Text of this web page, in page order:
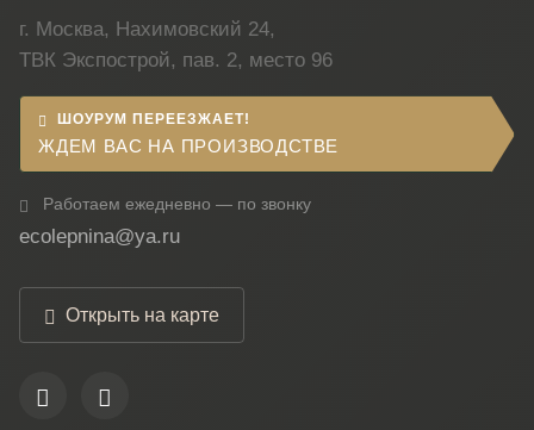
г. Москва, Нахимовский 24,
ТВК Экспострой, пав. 2, место 96
ШОУРУМ ПЕРЕЕЗЖАЕТ!
ЖДЕМ ВАС НА ПРОИЗВОДСТВЕ
Работаем ежедневно — по звонку
ecolepnina@ya.ru
Открыть на карте